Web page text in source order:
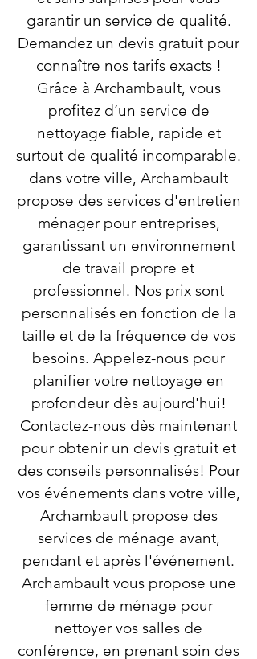
garantir un service de qualité.
Demandez un devis gratuit pour
connaître nos tarifs exacts !
Grâce à Archambault, vous
profitez d’un service de
nettoyage fiable, rapide et
surtout de qualité incomparable.
dans votre ville, Archambault
propose des services d'entretien
ménager pour entreprises,
garantissant un environnement
de travail propre et
professionnel. Nos prix sont
personnalisés en fonction de la
taille et de la fréquence de vos
besoins. Appelez-nous pour
planifier votre nettoyage en
profondeur dès aujourd'hui!
Contactez-nous dès maintenant
pour obtenir un devis gratuit et
des conseils personnalisés! Pour
vos événements dans votre ville,
Archambault propose des
services de ménage avant,
pendant et après l'événement.
Archambault vous propose une
femme de ménage pour
nettoyer vos salles de
conférence, en prenant soin des